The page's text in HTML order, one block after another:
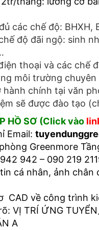
các chế độ: BHXH,
độ đãi ngộ: sinh
thoại và các chế
môi trường
hành chính tại văn
sẽ được đào tạo
HỒ SƠ (Click vào
Email:
Greenmore
942 – 090 219
cá nhân, ảnh
CAD về công trình
VỊ TRÍ ỨNG
A